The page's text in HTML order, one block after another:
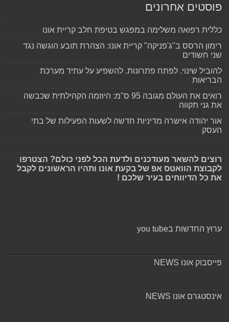
פוסטים אחרונים
כללית רפואה משלימה במפגש בטיפת חלב קריית אונו
רימון הרסס ב"ג'פניקה" קריית אונו: הצהרת תובע הוגשה נגד
שני חשודים
להוביל שינוי. לפתח פתרונות. להשפיע על עתיד מערכת
הבריאות
רואים את העולם מגובה 95 ס"מ: היוזמה הקהילתית שכבשה
את גני תקווה
אור יהודה אישרה מדיניות חדשה לשעות הפעילות של בתי
העסק
רוצים להשאר מעודכנים ולדעת הכל לפני כולם? הצטרפו
לקבוצת הוואטס אפ של בקעת אונו ותהיו הראשונים לקבל
את כל הדיווחים בעיר שלכם !
ערוץ החדשות בyou tube
פייסבוק אונו NEWS
אינסטגרם אונו NEWS